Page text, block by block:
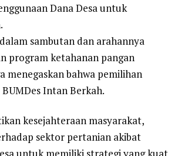
Dana Desa untuk
sambutan dan arahannya
program ketahanan pangan
menegaskan bahwa pemilihan
Intan Berkah.
kesejahteraan masyarakat,
sektor pertanian akibat